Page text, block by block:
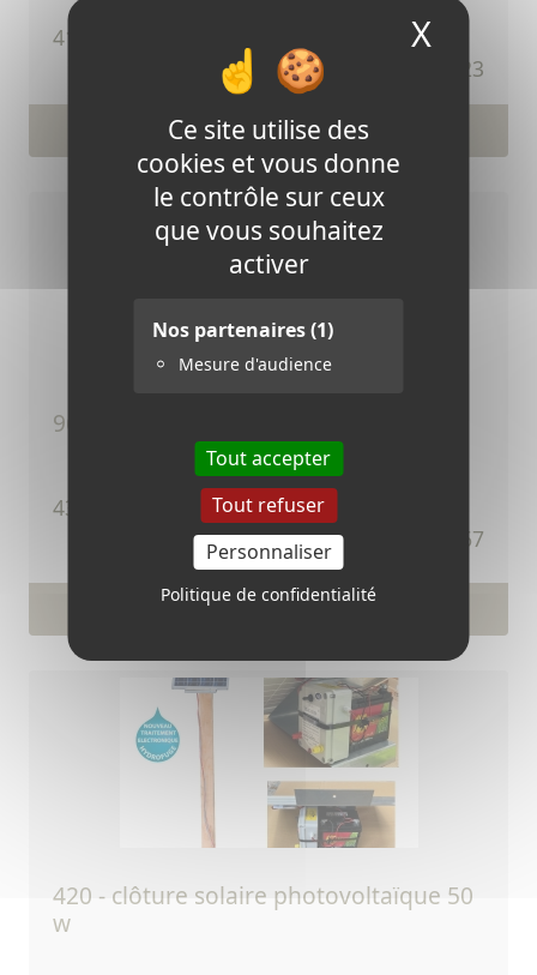
Ce site utilise des
cookies et vous donne
le contrôle sur ceux
que vous souhaitez
activer
Nos partenaires(1)
Mesure d'audience
Tout accepter
Tout refuser
Personnaliser
Politique de confidentialité
X
410,76 €
Ref.423
Voir le produit
432,18 €
Ref.967
Voir le produit
420 - clôture solaire photovoltaïque 50
w